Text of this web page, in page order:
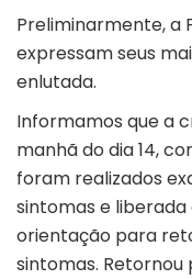
Preliminarmente, a
expressam seus
enlutada.
Informamos que a
manhã do dia 14,
foram realizados
sintomas e
orientação para
sintomas. Retornou